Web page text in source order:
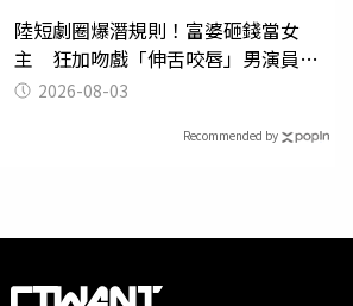
陸短劇圈爆潛規則！富婆砸錢當女
主 狂加吻戲「伸舌咬唇」男演員崩
潰 2026-08-03
Recommended by